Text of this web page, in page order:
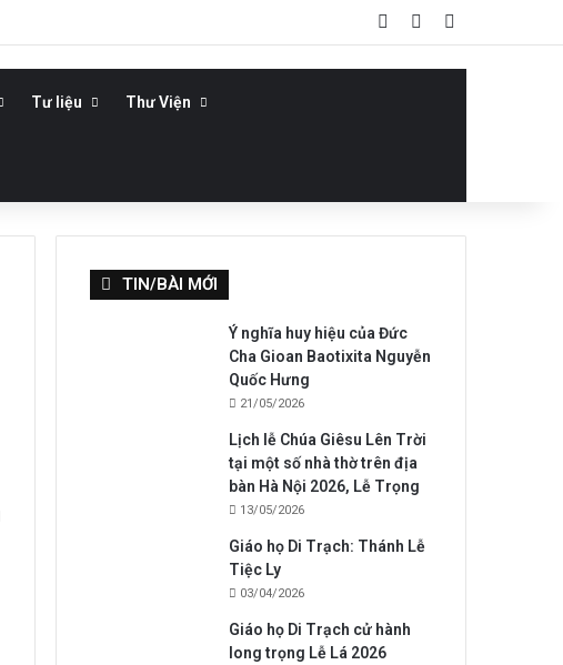
Log In Bài viết ngẫu
Tư liệu Thư Viện
TIN/BÀI MỚI
Ý nghĩa huy hiệu của Đức
Cha Gioan Baotixita Nguyễn
Quốc Hưng
21/05/2026
Lịch lễ Chúa Giêsu Lên Trời
tại một số nhà thờ trên địa
bàn Hà Nội 2026, Lễ Trọng
13/05/2026
Giáo họ Di Trạch: Thánh Lễ
Tiệc Ly
03/04/2026
Giáo họ Di Trạch cử hành
long trọng Lễ Lá 2026